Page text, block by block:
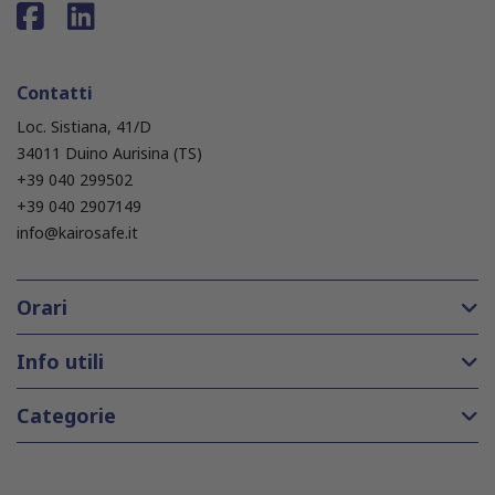
Contatti
Loc. Sistiana, 41/D
34011 Duino Aurisina (TS)
+39 040 299502
+39 040 2907149
info@kairosafe.it
Orari
Info utili
Categorie